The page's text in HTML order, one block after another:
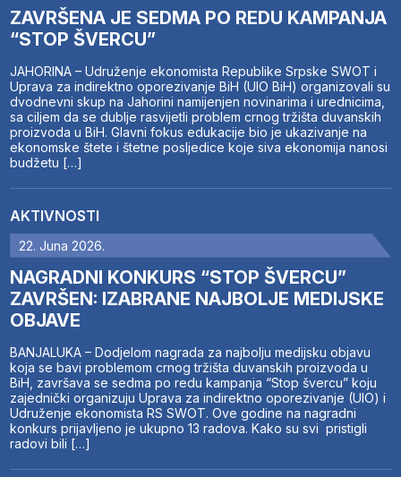
ZAVRŠENA JE SEDMA PO REDU KAMPANJA
“STOP ŠVERCU”
JAHORINA – Udruženje ekonomista Republike Srpske SWOT i
Uprava za indirektno oporezivanje BiH (UIO BiH) organizovali su
dvodnevni skup na Jahorini namijenjen novinarima i urednicima,
sa ciljem da se dublje rasvijetli problem crnog tržišta duvanskih
proizvoda u BiH. Glavni fokus edukacije bio je ukazivanje na
ekonomske štete i štetne posljedice koje siva ekonomija nanosi
budžetu […]
AKTIVNOSTI
22. Juna 2026.
NAGRADNI KONKURS “STOP ŠVERCU”
ZAVRŠEN: IZABRANE NAJBOLJE MEDIJSKE
OBJAVE
BANJALUKA – Dodjelom nagrada za najbolju medijsku objavu
koja se bavi problemom crnog tržišta duvanskih proizvoda u
BiH, završava se sedma po redu kampanja “Stop švercu” koju
zajednički organizuju Uprava za indirektno oporezivanje (UIO) i
Udruženje ekonomista RS SWOT. Ove godine na nagradni
konkurs prijavljeno je ukupno 13 radova. Kako su svi pristigli
radovi bili […]